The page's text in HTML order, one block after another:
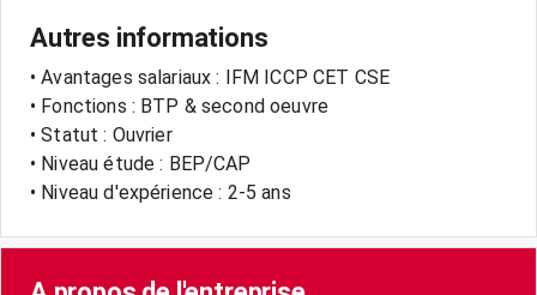
Autres informations
• Avantages salariaux : IFM ICCP CET CSE
• Fonctions : BTP & second oeuvre
• Statut : Ouvrier
• Niveau étude : BEP/CAP
• Niveau d'expérience : 2-5 ans